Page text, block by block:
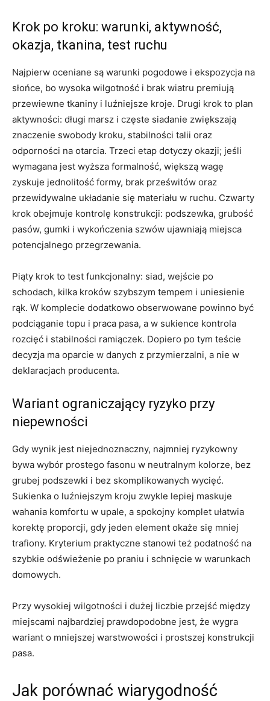
Krok po kroku: warunki, aktywność,
okazja, tkanina, test ruchu
Najpierw oceniane są warunki pogodowe i ekspozycja na
słońce, bo wysoka wilgotność i brak wiatru premiują
przewiewne tkaniny i luźniejsze kroje. Drugi krok to plan
aktywności: długi marsz i częste siadanie zwiększają
znaczenie swobody kroku, stabilności talii oraz
odporności na otarcia. Trzeci etap dotyczy okazji; jeśli
wymagana jest wyższa formalność, większą wagę
zyskuje jednolitość formy, brak prześwitów oraz
przewidywalne układanie się materiału w ruchu. Czwarty
krok obejmuje kontrolę konstrukcji: podszewka, grubość
pasów, gumki i wykończenia szwów ujawniają miejsca
potencjalnego przegrzewania.
Piąty krok to test funkcjonalny: siad, wejście po
schodach, kilka kroków szybszym tempem i uniesienie
rąk. W komplecie dodatkowo obserwowane powinno być
podciąganie topu i praca pasa, a w sukience kontrola
rozcięć i stabilności ramiączek. Dopiero po tym teście
decyzja ma oparcie w danych z przymierzalni, a nie w
deklaracjach producenta.
Wariant ograniczający ryzyko przy
niepewności
Gdy wynik jest niejednoznaczny, najmniej ryzykowny
bywa wybór prostego fasonu w neutralnym kolorze, bez
grubej podszewki i bez skomplikowanych wycięć.
Sukienka o luźniejszym kroju zwykle lepiej maskuje
wahania komfortu w upale, a spokojny komplet ułatwia
korektę proporcji, gdy jeden element okaże się mniej
trafiony. Kryterium praktyczne stanowi też podatność na
szybkie odświeżenie po praniu i schnięcie w warunkach
domowych.
Przy wysokiej wilgotności i dużej liczbie przejść między
miejscami najbardziej prawdopodobne jest, że wygra
wariant o mniejszej warstwowości i prostszej konstrukcji
pasa.
Jak porównać wiarygodność